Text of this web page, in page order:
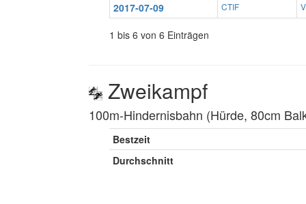
2017-07-09 CTIF
1 bis 6 von 6 Einträgen
Zweikampf
100m-Hindernisbahn (Hürde, 80cm
Bestzeit
Durchschnitt